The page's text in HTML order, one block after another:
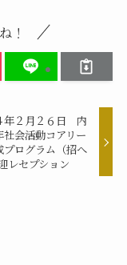
！
年２月２６日 内
社会活動コアリー
プログラム（招へ
レセプション